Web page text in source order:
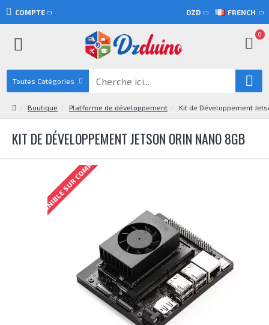
COMPTE DZD FRENCH
0
Toutes Catégories
Boutique Platforme de développement Kit de Développement
KIT DE DÉVELOPPEMENT JETSON ORIN NANO 8GB
DISPONIBLE SUR COMMANDE